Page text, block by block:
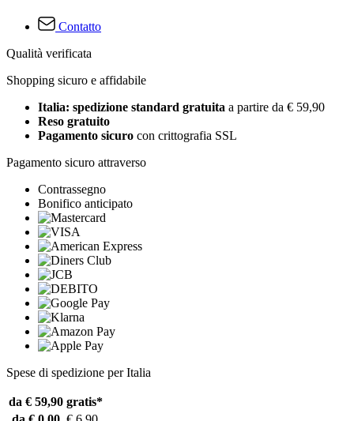
Contatto
Qualità verificata
Shopping sicuro e affidabile
Italia: spedizione standard gratuita a partire da € 59,90
Reso gratuito
Pagamento sicuro con crittografia SSL
Pagamento sicuro attraverso
Contrassegno
Bonifico anticipato
Spese di spedizione per Italia
da € 59,90 gratis*